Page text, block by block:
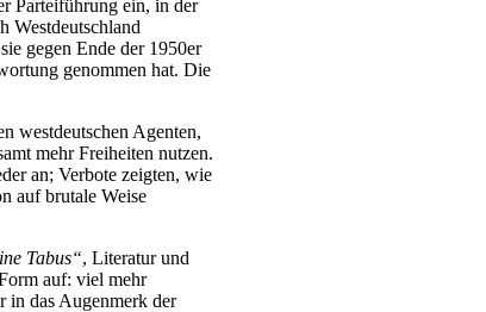
Parteiführung ein, in der
Westdeutschland
gegen Ende der 1950er
genommen hat. Die
westdeutschen Agenten,
mehr Freiheiten nutzen.
an; Verbote zeigten, wie
auf brutale Weise
Tabus“, Literatur und
auf: viel mehr
in das Augenmerk der